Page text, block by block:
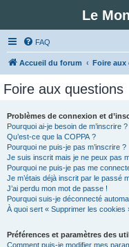
Le
FAQ
Accueil du forum Foire aux
Foire aux questions
Problèmes de connexion et
Pourquoi ai-je besoin de m’inscrire ?
Qu’est-ce que la COPPA ?
Pourquoi ne puis-je pas m’inscrire ?
Je suis inscrit mais je ne peux pas
Pourquoi ne puis-je pas me
Je m’étais déjà inscrit par le passé
J’ai perdu mon mot de passe !
Pourquoi suis-je déconnecté
À quoi sert « Supprimer les cookies
Préférences et paramètres des
Comment puis-je modifier mes